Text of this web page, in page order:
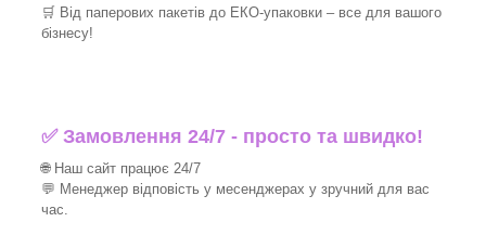
🛒 Від паперових пакетів до ЕКО-упаковки – все для вашого
бізнесу!
✅ Замовлення 24/7 - просто та швидко!
🌐 Наш сайт працює 24/7
💬 Менеджер відповість у месенджерах у зручний для вас
час.